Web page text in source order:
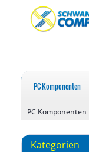
PC Komponenten
PC Komponenten
Kategorien